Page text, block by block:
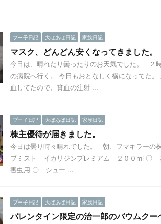
プー子日記 大ばあば日記 家族日記
マスク、どんどん安くなってきました。
今日は、晴れたり曇ったりのお天気でした。 ２
の病院へ行く。 今日もおとなしく横になってた
血してたので、貧血の注射 ...
プー子日記 大ばあば日記 家族日記
株主優待が届きました。
今日は曇り時々晴れでした。 朝、フマキラーの
プミスト イカリジンプレミアム ２００ml 〇
害虫用 〇 シュー ...
プー子日記 大ばあば日記 家族日記
バレンタイン限定の治一郎のバウムクー